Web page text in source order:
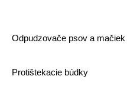
Odpudzovače psov a mačiek
Protištekacie búdky